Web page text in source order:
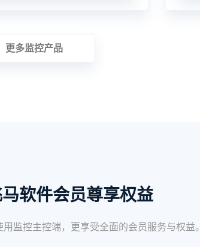
更多监控产品
软件会员尊享权益
监控主控端，更享受全面的会员服务与权益。